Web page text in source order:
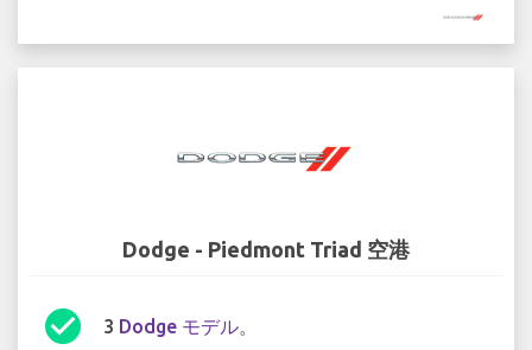
Dodge - Piedmont Triad 空港
check_circle 3 Dodge モデル。